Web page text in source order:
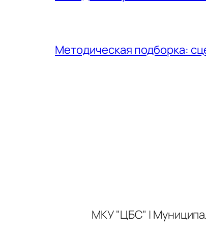
Методическая подборка:
МКУ "ЦБС" |